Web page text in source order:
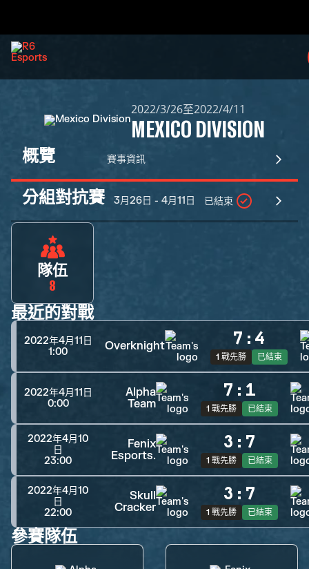
2022/3/26至2022/4/11
MEXICO DIVISION
概覽 賽事資訊
分組對抗賽 3月26日 - 4月11日 已結束
隊伍
8
最近的對戰
2022年4月11日
1:00
Overknight 7 : 4
1 戰先勝 已結束
2022年4月11日
0:00
Alpha
Team
7 : 1
1 戰先勝 已結束
2022年4月10
日
23:00
Fenix
Esports.
3 : 7
1 戰先勝 已結束
2022年4月10
日
22:00
Skull
Cracker
3 : 7
1 戰先勝 已結束
參賽隊伍